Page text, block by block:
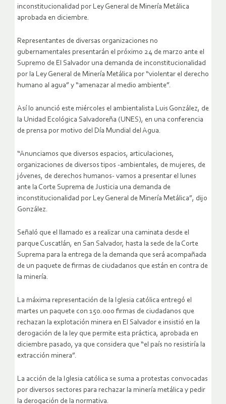
inconstitucionalidad por Ley General de Minería Metálica
aprobada en diciembre.
Representantes de diversas organizaciones no
gubernamentales presentarán el próximo 24 de marzo ante el
Supremo de El Salvador una demanda de inconstitucionalidad
por la Ley General de Minería Metálica por “violentar el derecho
humano al agua” y “amenazar al medio ambiente”.
Así lo anunció este miércoles el ambientalista Luis González, de
la Unidad Ecológica Salvadoreña (UNES), en una conferencia
de prensa por motivo del Día Mundial del Agua.
“Anunciamos que diversos espacios, articulaciones,
organizaciones de diversos tipos -ambientales, de mujeres, de
jóvenes, de derechos humanos- vamos a presentar el lunes
ante la Corte Suprema de Justicia una demanda de
inconstitucionalidad por Ley General de Minería Metálica”, dijo
González.
Señaló que el llamado es a realizar una caminata desde el
parque Cuscatlán, en San Salvador, hasta la sede de la Corte
Suprema para la entrega de la demanda que será acompañada
de un paquete de firmas de ciudadanos que están en contra de
la minería.
La máxima representación de la Iglesia católica entregó el
martes un paquete con 150.000 firmas de ciudadanos que
rechazan la explotación minera en El Salvador e insistió en la
derogación de la ley que permite esta práctica, aprobada en
diciembre pasado, ya que considera que “el país no resistiría la
extracción minera”.
La acción de la Iglesia católica se suma a protestas convocadas
por diversos sectores para rechazar la minería metálica y pedir
la derogación de la normativa.